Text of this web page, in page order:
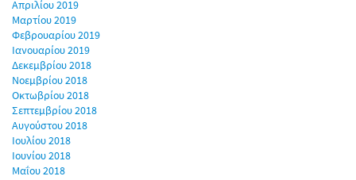
Απριλίου 2019
Μαρτίου 2019
Φεβρουαρίου 2019
Ιανουαρίου 2019
Δεκεμβρίου 2018
Νοεμβρίου 2018
Οκτωβρίου 2018
Σεπτεμβρίου 2018
Αυγούστου 2018
Ιουλίου 2018
Ιουνίου 2018
Μαΐου 2018